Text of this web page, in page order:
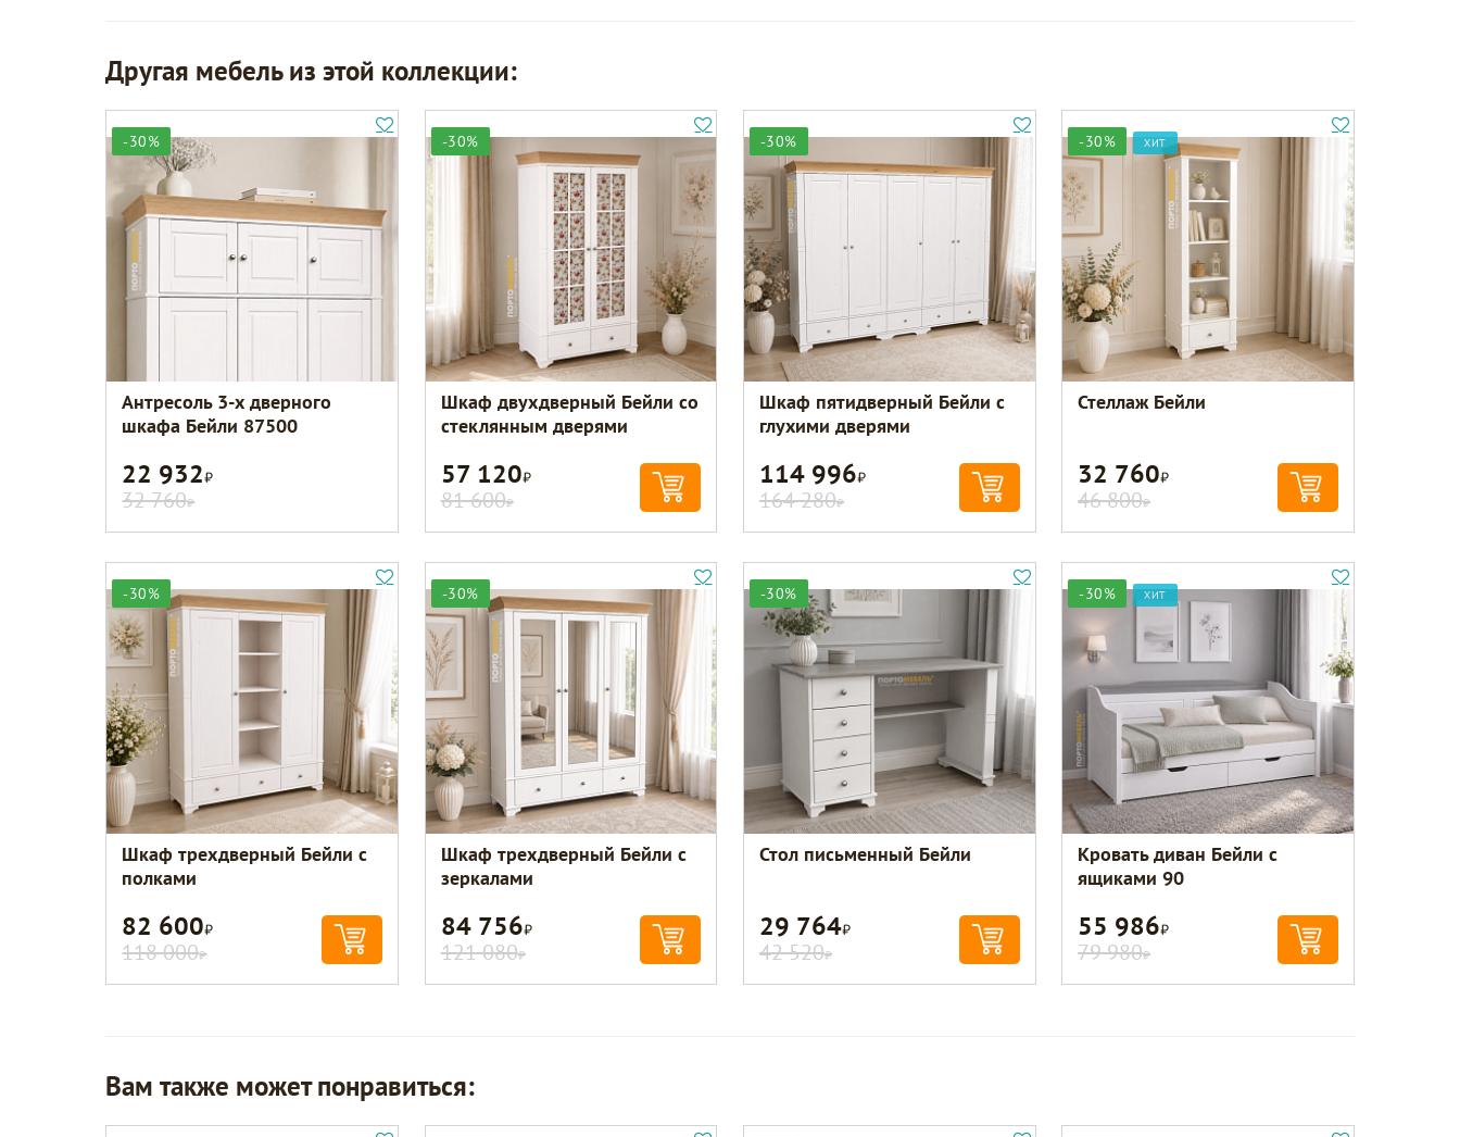
Другая мебель из этой коллекции:
-30%
Антресоль 3-х дверного
шкафа Бейли 87500
22 932Р
32 760Р
-30%
Шкаф двухдверный Бейли со
стеклянным дверями
57 120Р
81 600Р
-30%
Шкаф пятидверный Бейли с
глухими дверями
114 996Р
164 280Р
-30% ХИТ
Стеллаж Бейли
32 760Р
46 800Р
-30%
Шкаф трехдверный Бейли с
полками
82 600Р
118 000Р
-30%
Шкаф трехдверный Бейли с
зеркалами
84 756Р
121 080Р
-30%
Стол письменный Бейли
29 764Р
42 520Р
-30% ХИТ
Кровать диван Бейли с
ящиками 90
55 986Р
79 980Р
Вам также может понравиться: